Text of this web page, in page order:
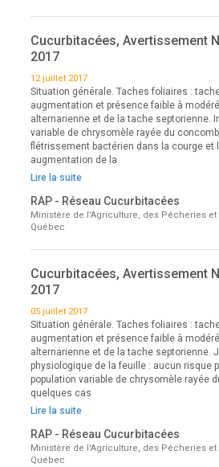
Cucurbitacées, Avertissement
2017
12 juillet 2017
Situation générale. Taches foliaires :
augmentation et présence faible à
alternarienne et de la tache septorienne.
variable de chrysomèle rayée du
flétrissement bactérien dans la courge et
augmentation de la
Lire la suite
RAP - Réseau Cucurbitacées
Ministère de l'Agriculture, des Pêcheries
Québec
Cucurbitacées, Avertissement
2017
05 juillet 2017
Situation générale. Taches foliaires :
augmentation et présence faible à
alternarienne et de la tache septorienne.
physiologique de la feuille : aucun risque
population variable de chrysomèle rayée
quelques cas
Lire la suite
RAP - Réseau Cucurbitacées
Ministère de l'Agriculture, des Pêcheries
Québec